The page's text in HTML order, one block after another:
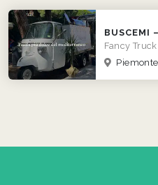
BUSCEMI
Fancy Truck